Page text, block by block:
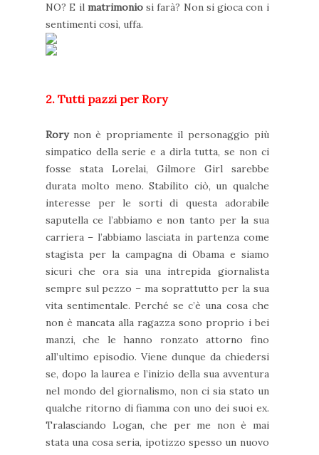
NO? E il matrimoniosi farà? Non si gioca con i
sentimenti così, uffa.
2. Tutti pazzi per Rory
Rorynon è propriamente il personaggio più
simpatico della serie e a dirla tutta, se non ci
fosse stata Lorelai, Gilmore Girl sarebbe
durata molto meno. Stabilito ciò, un qualche
interesse per le sorti di questa adorabile
saputella ce l’abbiamo e non tanto per la sua
carriera – l’abbiamo lasciata in partenza come
stagista per la campagna di Obama e siamo
sicuri che ora sia una intrepida giornalista
sempre sul pezzo – ma soprattutto per la sua
vita sentimentale. Perché se c’è una cosa che
non è mancata alla ragazza sono proprio i bei
manzi, che le hanno ronzato attorno fino
all’ultimo episodio. Viene dunque da chiedersi
se, dopo la laurea e l’inizio della sua avventura
nel mondo del giornalismo, non ci sia stato un
qualche ritorno di fiamma con uno dei suoi ex.
Tralasciando Logan, che per me non è mai
stata una cosa seria, ipotizzo spesso un nuovo